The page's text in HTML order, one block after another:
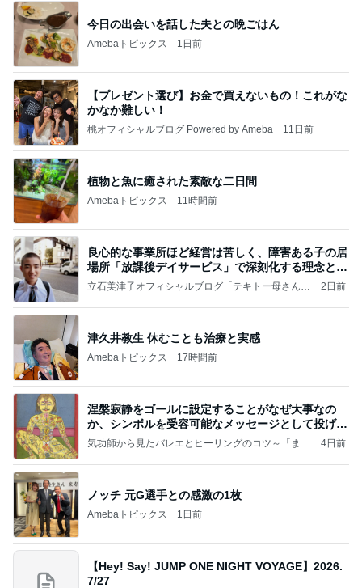
今日の出会いを話した夫との晩ごはん
Amebaトピックス 1日前
【プレゼント選び】お金で買えないもの！これがな
かなか難しい！
桃オフィシャルブログ Powered by Ameba 11日前
植物と魚に癒された素敵な二日間
Amebaトピックス 11時間前
良心的な事業所ほど経営は苦しく、障害ある子の居
場所「放課後デイサービス」で深刻化する理念と現
実の
立石美津子オフィシャルブログ「テキトー母さんの
2日前
津久井教生 休むことも治療と実感
Amebaトピックス 17時間前
涅槃寂静をゴールに設定することがなぜ大事なの
か、シンボルを受容可能なメッセージとして投げる
ことが
気功師から見たバレエとヒーリングのコツ～「まと
4日前
ノッチ 元G選手との感激の1枚
Amebaトピックス 1日前
【Hey! Say! JUMP ONE NIGHT VOYAGE】2026.
7/27